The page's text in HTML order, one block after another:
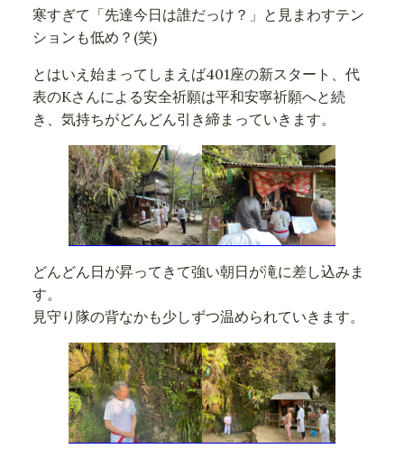
寒すぎて「先達今日は誰だっけ？」と見まわすテン
ションも低め？(笑)
とはいえ始まってしまえば401座の新スタート、代
表のKさんによる安全祈願は平和安寧祈願へと続
き、気持ちがどんどん引き締まっていきます。
どんどん日が昇ってきて強い朝日が滝に差し込みま
す。
見守り隊の背なかも少しずつ温められていきます。